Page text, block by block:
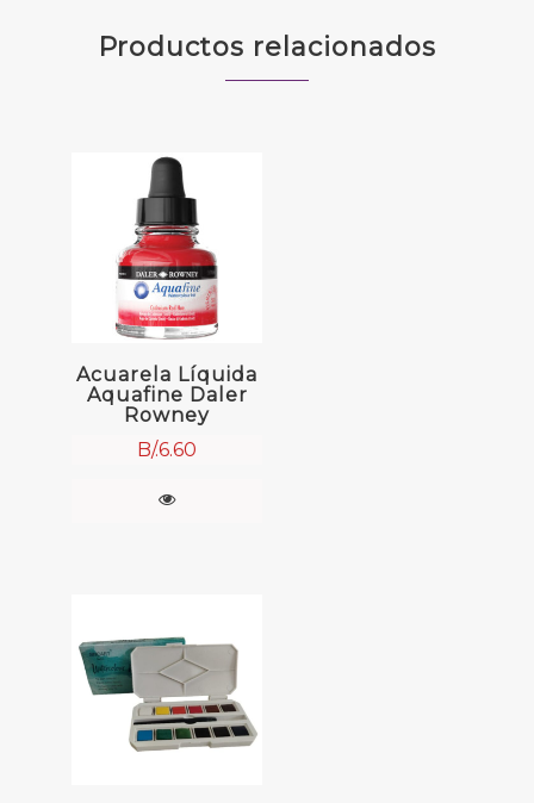
Productos relacionados
Acuarela Líquida
Aquafine Daler
Rowney
B/.6.60